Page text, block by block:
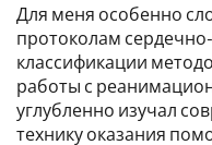
Для меня особенно
протоколам
классификации
работы с
углубленно изучал
технику оказания